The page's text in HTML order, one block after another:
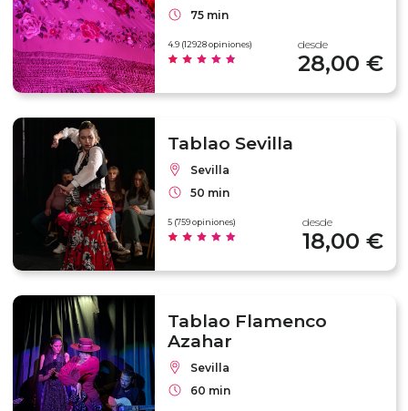
75 min
4.9 (12928 opiniones) desde
28,00 €
Tablao Sevilla
Sevilla
50 min
5 (759 opiniones) desde
18,00 €
Tablao Flamenco
Azahar
Sevilla
60 min